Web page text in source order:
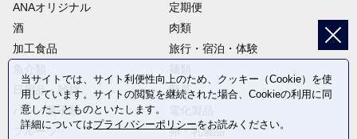
ANAオリジナル
定期便
酒
肉類
加工食品
旅行・宿泊・体験
日用品・雑貨
野菜
パン・菓子類
フルーツ
卵・乳製品
当サイトでは、サイト利便性向上のため、クッキー（Cookie）を使
用しています。サイトの閲覧を継続された場合、Cookieの利用に同
意したことものといたします。
詳細についてはプライバシーポリシーをお読みください。